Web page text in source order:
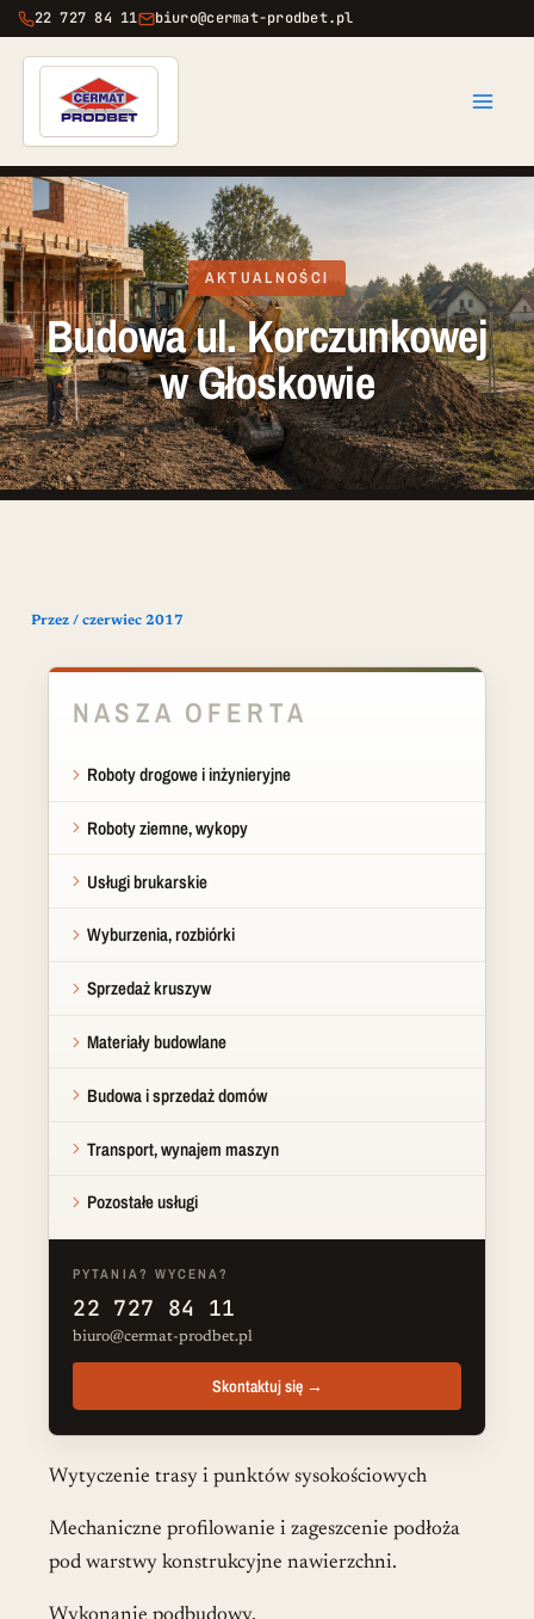
Przejdź22 727 84 11 biuro@cermat-prodbet.pl
AKTUALNOŚCI
Budowa ul. Korczunkowej
w Głoskowie
Przez/czerwiec 2017
NASZA OFERTA
Roboty drogowe i inżynieryjne
Roboty ziemne, wykopy
Usługi brukarskie
Wyburzenia, rozbiórki
Sprzedaż kruszyw
Materiały budowlane
Budowa i sprzedaż domów
Transport, wynajem maszyn
Pozostałe usługi
PYTANIA? WYCENA?
22 727 84 11
biuro@cermat-prodbet.pl
Skontaktuj się →
Wytyczenie trasy i punktów sysokościowych
Mechaniczne profilowanie i zageszcenie podłoża
pod warstwy konstrukcyjne nawierzchni.